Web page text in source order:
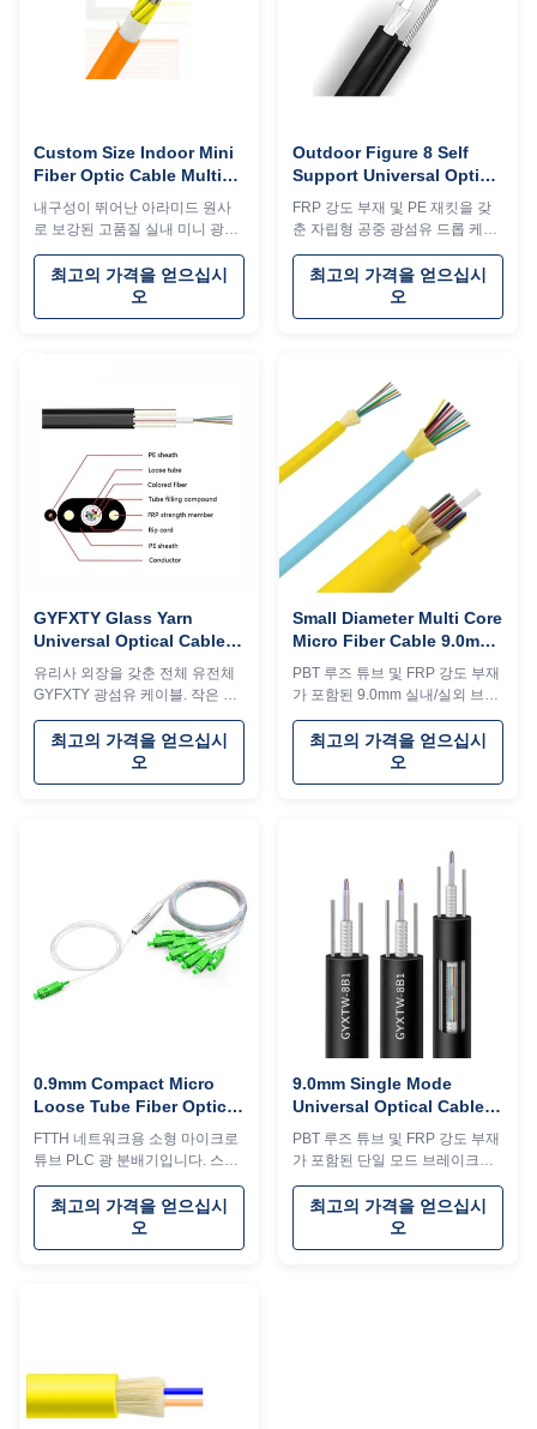
Custom Size Indoor Mini
Fiber Optic Cable Multi
Core Micro Optical Cable
LSZH Sheathing
내구성이 뛰어난 아라미드 원사
로 보강된 고품질 실내 미니 광섬
유 케이블(2~144개 코어)입니다.
안전과 유연성을 위해 PVC/LSZH
외장이 특징이며 공간이 제한된
설치에 이상적입니다.
최고의 가격을 얻으십시
오
Outdoor Figure 8 Self
Support Universal Optical
Cable GYFTC8S
GYXTC8Y Fiber Drop
FRP 강도 부재 및 PE 재킷을 갖
춘 자립형 공중 광섬유 드롭 케이
블. 작은 직경, 가벼운 무게, 반건
식 코어로 접합이 용이합니다. 장
거리 송풍 설치에 적합합니다.
2~12F 단일 모드 코어로 제공됩
최고의 가격을 얻으십시
오
GYFXTY Glass Yarn
Universal Optical Cable
All Dielectric Fiber Optic
Cable Custom Length
유리사 외장을 갖춘 전체 유전체
GYFXTY 광섬유 케이블. 작은 직
경, FRP 강도의 부재, 넓은 온도
범위(-50℃~+70℃), 접합이 용이
한 반건식 코어가 특징입니다. 실
내/실외 장거리 송풍 설치에 이상
최고의 가격을 얻으십시
오
Small Diameter Multi Core
Micro Fiber Cable 9.0mm
SM Fiber Optic Breakout
Cable
PBT 루즈 튜브 및 FRP 강도 부재
가 포함된 9.0mm 실내/실외 브레
이크아웃 케이블. 2~12개 코어,
단일 모드, 맞춤형 길이로 제공됩
니다. 쉬운 접합을 위한 반건식 코
어와 -50℃ ~ +70℃ 온도 범위가
최고의 가격을 얻으십시
오
0.9mm Compact Micro
Loose Tube Fiber Optic
Splitter For FTTH Access
Networks
FTTH 네트워크용 소형 마이크로
튜브 PLC 광 분배기입니다. 스테
인리스 스틸 하우징, 정션 박스에
쉽게 설치, PON/CATV 시스템을
위한 안정적인 신호 분배가 특징
입니다.
최고의 가격을 얻으십시
오
9.0mm Single Mode
Universal Optical Cable
Indoor 6 Core Micro
Breakout Cable
PBT 루즈 튜브 및 FRP 강도 부재
가 포함된 단일 모드 브레이크아
웃 케이블. 실내/실외 사용,
-50℃~+70℃ 범위, 2~12개 코어.
맞춤 길이는 최대 2KM입니다. 간
편한 접합 및 공기 분사 설치.
최고의 가격을 얻으십시
오